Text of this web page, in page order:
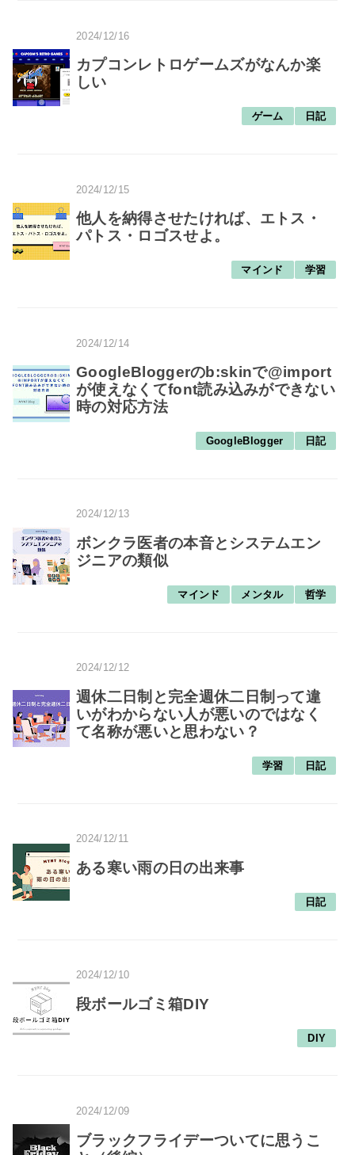
2024/12/16
カプコンレトロゲームズがなんか楽
しい
ゲーム 日記
2024/12/15
他人を納得させたければ、エトス・
パトス・ロゴスせよ。
マインド 学習
2024/12/14
GoogleBloggerのb:skinで@import
が使えなくてfont読み込みができない
時の対応方法
GoogleBlogger 日記
2024/12/13
ボンクラ医者の本音とシステムエン
ジニアの類似
マインド メンタル 哲学
2024/12/12
週休二日制と完全週休二日制って違
いがわからない人が悪いのではなく
て名称が悪いと思わない？
学習 日記
2024/12/11
ある寒い雨の日の出来事
日記
2024/12/10
段ボールゴミ箱DIY
DIY
2024/12/09
ブラックフライデーついてに思うこ